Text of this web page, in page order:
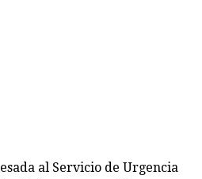
al Servicio de Urgencia